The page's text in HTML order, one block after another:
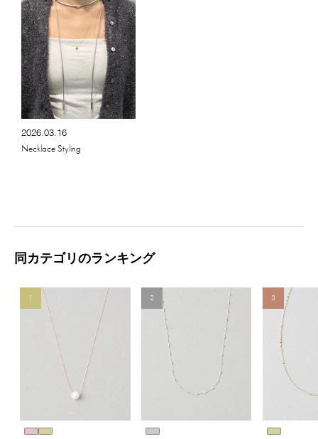
2026.03.16
Necklace Styling
同カテゴリのランキング
1 2 3